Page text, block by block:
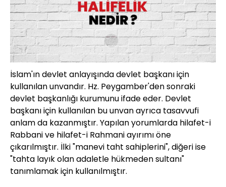
İslam'ın devlet anlayışında devlet başkanı için
kullanılan unvandır. Hz. Peygamber'den sonraki
devlet başkanlığı kurumunu ifade eder. Devlet
başkanı için kullanılan bu unvan ayrıca tasavvufi
anlam da kazanmıştır. Yapılan yorumlarda hilafet-i
Rabbani ve hilafet-i Rahmani ayırımı öne
çıkarılmıştır. İlki "manevi taht sahiplerini", diğeri ise
"tahta layık olan adaletle hükmeden sultanı"
tanımlamak için kullanılmıştır.